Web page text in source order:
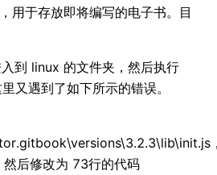
用于存放即将编写的电子书。目
入到 linux 的文件夹，然后执行
又遇到了如下所示的错误。
后修改为 73行的代码